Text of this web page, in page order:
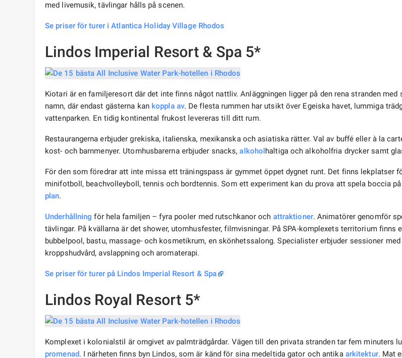
med livemusik, tävlingar hålls på scenen.
Se priser för turer i Atlantica Holiday Village Rhodos
Lindos Imperial Resort & Spa 5*
Kiotari är en familjeresort där det inte finns något nattliv. Anläggningen ligger på den rena stranden med
namn, där endast gästerna kan koppla av. De flesta rummen har utsikt över Egeiska havet, lummiga
vattenparken. En tidig kontinental frukost levereras till ditt rum.
Restaurangerna erbjuder grekiska, italienska, mexikanska och asiatiska rätter. Val av buffé eller à la
kost- och barnmenyer. Utomhusbarerna erbjuder snacks,alkohol haltiga och alkoholfria drycker samt
För den som föredrar att inte missa ett träningspass är gymmet öppet dygnet runt. Det finns lekplatser
minifotboll, beachvolleyboll, tennis och bordtennis. Som ett experiment kan du prova att spela boccia på
plan.
Underhållning för hela familjen – fyra pooler med rutschkanor och attraktioner. Animatörer genomför
tävlingar. På kvällarna är det shower, utomhusfester, filmvisningar. På SPA-komplexets territorium finns
bubbelpool, bastu, massage- och kosmetikrum, en skönhetssalong. Specialister erbjuder sessioner
kroppshudvård, avslappning och aromaterapi.
Se priser för turer på Lindos Imperial Resort & Spa
Lindos Royal Resort 5*
Komplexet i kolonialstil är omgivet av palmträdgårdar. Vägen till den privata stranden tar fem minuters
promenad. I närheten finns byn Lindos, som är känd för sina medeltida gator och antika arkitektur. Mat